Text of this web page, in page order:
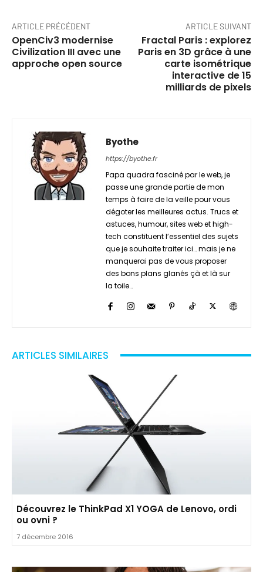
ARTICLE PRÉCÉDENT
OpenCiv3 modernise
Civilization III avec une
approche open source
ARTICLE SUIVANT
Fractal Paris : explorez
Paris en 3D grâce à une
carte isométrique
interactive de 15
milliards de pixels
Byothe
https://byothe.fr
Papa quadra fasciné par le web, je
passe une grande partie de mon
temps à faire de la veille pour vous
dégoter les meilleures actus. Trucs et
astuces, humour, sites web et high-
tech constituent l’essentiel des sujets
que je souhaite traiter ici… mais je ne
manquerai pas de vous proposer
des bons plans glanés çà et là sur
la toile…
ARTICLES SIMILAIRES
Découvrez le ThinkPad X1 YOGA de Lenovo, ordi
ou ovni ?
7 décembre 2016